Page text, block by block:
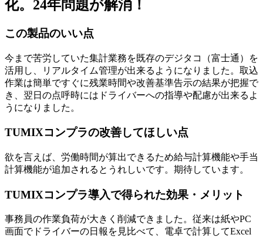
化。24年問題が解消！
この製品のいい点
今まで苦労していた集計業務を既存のデジタコ（富士通）を
活用し、リアルタイム管理が出来るようになりました。取込
作業は簡単ですぐに残業時間や改善基準告示の結果が把握で
き、翌日の点呼時にはドライバーへの指導や配慮が出来るよ
うになりました。
TUMIXコンプラの改善してほしい点
欲を言えば、労働時間が算出できるため給与計算機能や手当
計算機能が追加されるとうれしいです。期待しています。
TUMIXコンプラ導入で得られた効果・メリット
事務員の作業負荷が大きく削減できました。従来は紙やPC
画面でドライバーの日報を見比べて、電卓で計算してExcel